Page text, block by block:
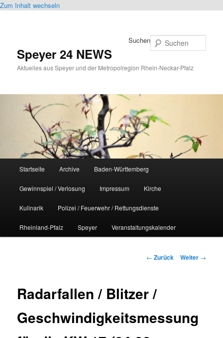
Zum Inhalt wechseln
Speyer 24 NEWS
Aktuelles aus Speyer und der Metropolregion Rhein-Neckar-Pfalz
Suchen
Startseite Archive Baden-Württemberg
Gewinnspiel / Verlosung Impressum Kirche
Kulinarik Polizei / Feuerwehr / Rettungsdienste
Rheinland-Pfalz Speyer Veranstaltungskalender
Beitrags-
← Zurück Weiter →
Radarfallen / Blitzer /
Geschwindigkeitsmessung